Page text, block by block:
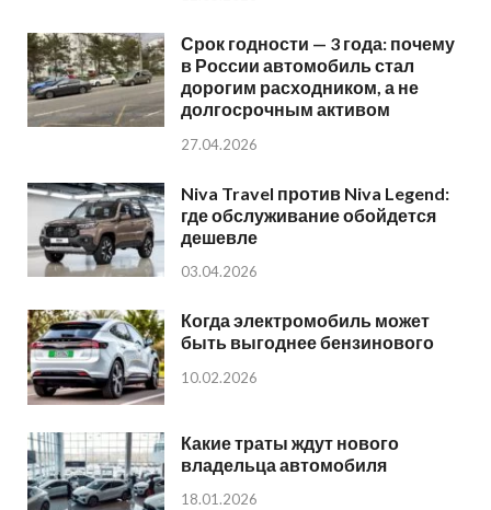
Срок годности — 3 года: почему
в России автомобиль стал
дорогим расходником, а не
долгосрочным активом
27.04.2026
Niva Travel против Niva Legend:
где обслуживание обойдется
дешевле
03.04.2026
Когда электромобиль может
быть выгоднее бензинового
10.02.2026
Какие траты ждут нового
владельца автомобиля
18.01.2026